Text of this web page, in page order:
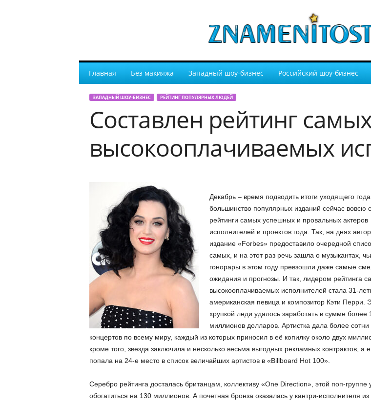
Главная Без макияжа Западный шоу-бизнес Российский шоу-бизнес
ЗАПАДНЫЙ ШОУ-БИЗНЕС РЕЙТИНГ ПОПУЛЯРНЫХ ЛЮДЕЙ
Составлен рейтинг
высокооплачиваемых
Декабрь – время подводить итоги уходящего
большинство популярных изданий сейчас вовсю
рейтинги самых успешных и провальных актеров
исполнителей и проектов года. Так, на днях
издание «Forbes» предоставило очередной
самых, и на этот раз речь зашла о музыкантах,
гонорары в этом году превзошли даже самые
ожидания и прогнозы. И так, лидером рейтинга
высокооплачиваемых исполнителей стала 31-
американская певица и композитор Кэти Перри.
хрупкой леди удалось заработать в сумме более
миллионов долларов. Артистка дала более сотни
концертов по всему миру, каждый из которых приносил в её копилку около двух
кроме того, звезда заключила и несколько весьма выгодных рекламных контрактов, а
попала на 24-е место в список величайших артистов в «Billboard Hot 100».
Серебро рейтинга досталась британцам, коллективу «One Direction», этой поп-группе
обогатиться на 130 миллионов. А почетная бронза оказалась у кантри-исполнителя из